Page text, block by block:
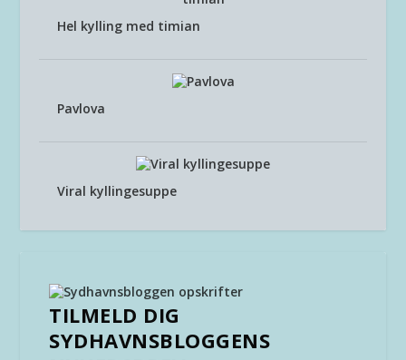
Hel kylling med timian
Pavlova
Viral kyllingesuppe
TILMELD DIG
SYDHAVNSBLOGGENS